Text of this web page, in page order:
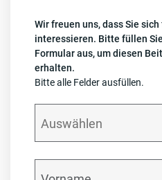
Wir freuen uns, dass Sie
interessieren. Bitte füllen
Formular aus, um diesen
erhalten.
Bitte alle Felder ausfüllen.